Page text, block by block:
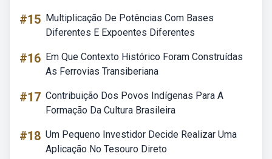
#15 Multiplicação De Potências Com Bases
Diferentes E Expoentes Diferentes
#16 Em Que Contexto Histórico Foram Construídas
As Ferrovias Transiberiana
#17 Contribuição Dos Povos Indígenas Para A
Formação Da Cultura Brasileira
#18 Um Pequeno Investidor Decide Realizar Uma
Aplicação No Tesouro Direto